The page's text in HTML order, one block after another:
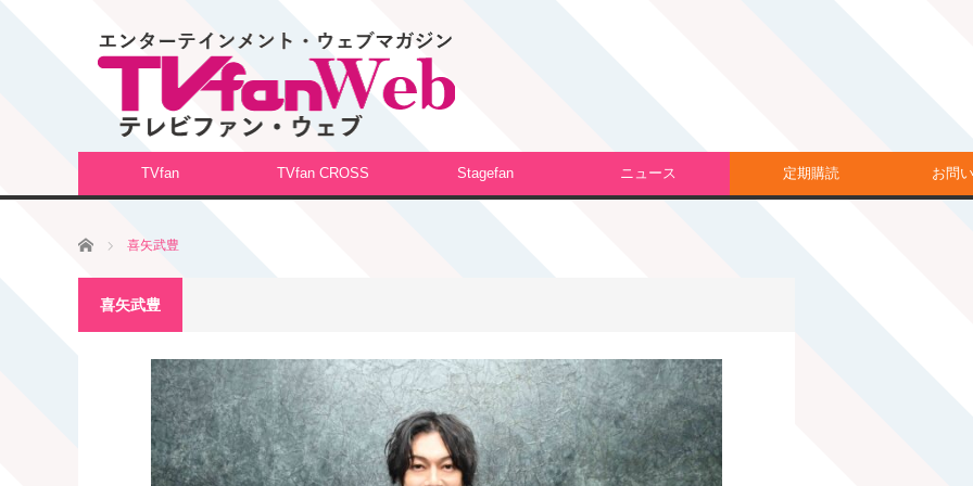
TVfan TVfan CROSS Stagefan ニュース 定期購読 お問
ホーム 喜矢武豊
喜矢武豊